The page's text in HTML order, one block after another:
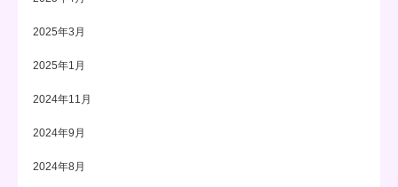
2025年3月
2025年1月
2024年11月
2024年9月
2024年8月